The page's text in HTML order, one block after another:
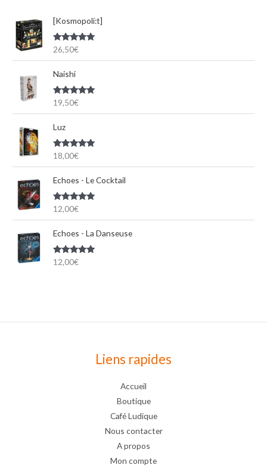
[Kosmopoli:t]
Note5.00
sur 5
26,50€
Naishi
Note5.00
sur 5
19,50€
Luz
Note5.00
sur 5
18,00€
Echoes - Le Cocktail
Note5.00
sur 5
12,00€
Echoes - La Danseuse
Note5.00
sur 5
12,00€
Liens rapides
Accueil
Boutique
Café Ludique
Nous contacter
A propos
Mon compte